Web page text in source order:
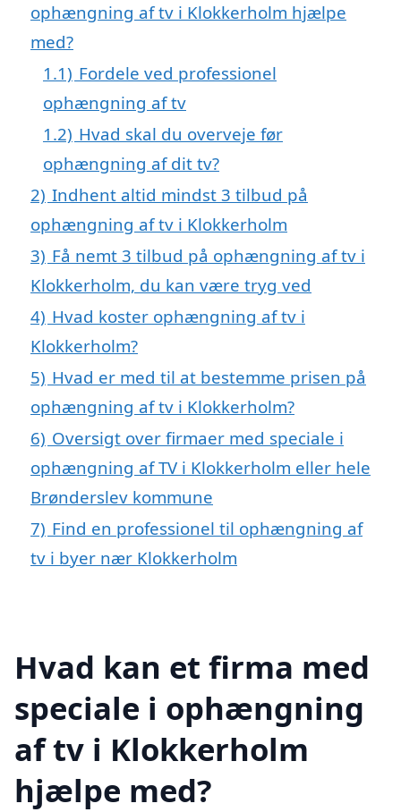
ophængning af tv i Klokkerholm hjælpe
med?
1.1) Fordele ved professionel
ophængning af tv
1.2) Hvad skal du overveje før
ophængning af dit tv?
2) Indhent altid mindst 3 tilbud på
ophængning af tv i Klokkerholm
3) Få nemt 3 tilbud på ophængning af tv i
Klokkerholm, du kan være tryg ved
4) Hvad koster ophængning af tv i
Klokkerholm?
5) Hvad er med til at bestemme prisen på
ophængning af tv i Klokkerholm?
6) Oversigt over firmaer med speciale i
ophængning af TV i Klokkerholm eller hele
Brønderslev kommune
7) Find en professionel til ophængning af
tv i byer nær Klokkerholm
Hvad kan et firma med
speciale i ophængning
af tv i Klokkerholm
hjælpe med?